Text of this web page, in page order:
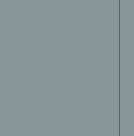
Reihe der viel
of Crime